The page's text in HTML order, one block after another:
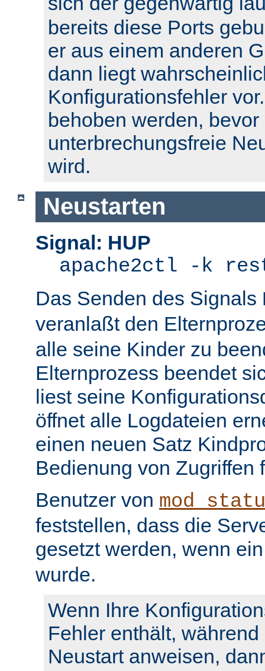
bereits diese Ports
er aus einem anderen
dann liegt
Konfigurationsfehler
behoben werden, bevor
unterbrechungsfreie
wird.
Neustarten
Signal: HUP
apache2ctl -k
Das Senden des Signals
veranlaßt den
alle seine Kinder zu
Elternprozess beendet
liest seine
öffnet alle Logdateien
einen neuen Satz
Bedienung von Zugriffen
Benutzer von
feststellen, dass die
gesetzt werden, wenn
wurde.
Wenn Ihre
Fehler enthält,
Neustart anweisen,